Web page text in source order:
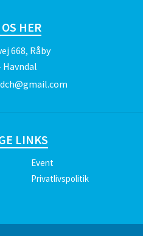
HER
668, Råby
Havndal
LINKS
Event
Privatlivspolitik